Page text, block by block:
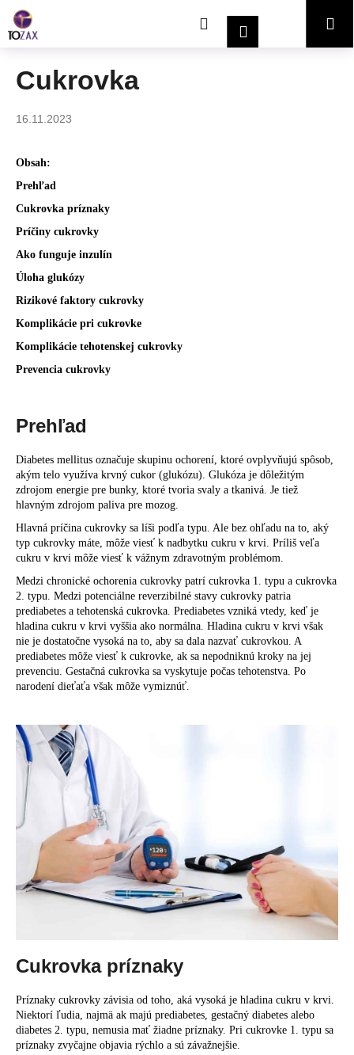
obsah
HľadaťPrihlásenieNákupný
Cukrovka
16.11.2023
Obsah:
Prehľad
Cukrovka príznaky
Príčiny cukrovky
Ako funguje inzulín
Úloha glukózy
Rizikové faktory cukrovky
Komplikácie pri cukrovke
Komplikácie tehotenskej cukrovky
Prevencia cukrovky
Prehľad
Diabetes mellitus označuje skupinu ochorení, ktoré ovplyvňujú spôsob,
akým telo využíva krvný cukor (glukózu). Glukóza je dôležitým
zdrojom energie pre bunky, ktoré tvoria svaly a tkanivá. Je tiež
hlavným zdrojom paliva pre mozog.
Hlavná príčina cukrovky sa líši podľa typu. Ale bez ohľadu na to, aký
typ cukrovky máte, môže viesť k nadbytku cukru v krvi. Príliš veľa
cukru v krvi môže viesť k vážnym zdravotným problémom.
Medzi chronické ochorenia cukrovky patrí cukrovka 1. typu a cukrovka
2. typu. Medzi potenciálne reverzibilné stavy cukrovky patria
prediabetes a tehotenská cukrovka. Prediabetes vzniká vtedy, keď je
hladina cukru v krvi vyššia ako normálna. Hladina cukru v krvi však
nie je dostatočne vysoká na to, aby sa dala nazvať cukrovkou. A
prediabetes môže viesť k cukrovke, ak sa nepodniknú kroky na jej
prevenciu. Gestačná cukrovka sa vyskytuje počas tehotenstva. Po
narodení dieťaťa však môže vymiznúť.
Cukrovka príznaky
Príznaky cukrovky závisia od toho, aká vysoká je hladina cukru v krvi.
Niektorí ľudia, najmä ak majú prediabetes, gestačný diabetes alebo
diabetes 2. typu, nemusia mať žiadne príznaky. Pri cukrovke 1. typu sa
príznaky zvyčajne objavia rýchlo a sú závažnejšie.
o
Č
p
t
r
e
b
u
j
e
e
n
á
s
ť
?
HĽADAŤ
O
d
p
o
r
ú
a
m
e